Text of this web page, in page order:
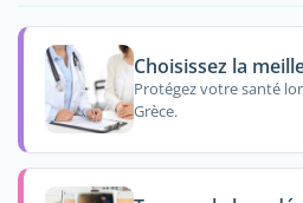
Choisissez la
Protégez votre santé
Grèce.